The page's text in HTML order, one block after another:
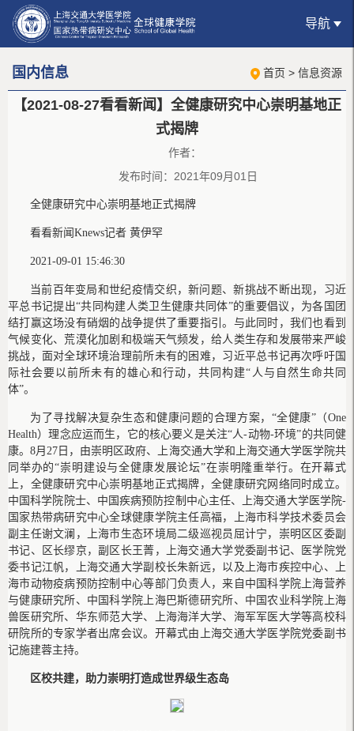
导航
首页 > 信息资源
国内信息
【2021-08-27看看新闻】全健康研究中心崇明基地正
式揭牌
作者：
发布时间：2021年09月01日
全健康研究中心崇明基地正式揭牌
看看新闻Knews记者 黄伊罕
2021-09-01 15:46:30
当前百年变局和世纪疫情交织，新问题、新挑战不断出现，习近
平总书记提出“共同构建人类卫生健康共同体”的重要倡议，为各国团
结打赢这场没有硝烟的战争提供了重要指引。与此同时，我们也看到
气候变化、荒漠化加剧和极端天气频发，给人类生存和发展带来严峻
挑战，面对全球环境治理前所未有的困难，习近平总书记再次呼吁国
际社会要以前所未有的雄心和行动，共同构建“人与自然生命共同
体”。
为了寻找解决复杂生态和健康问题的合理方案，“全健康”（One
Health）理念应运而生，它的核心要义是关注“人-动物-环境”的共同健
康。8月27日，由崇明区政府、上海交通大学和上海交通大学医学院共
同举办的“崇明建设与全健康发展论坛”在崇明隆重举行。在开幕式
上，全健康研究中心崇明基地正式揭牌，全健康研究网络同时成立。
中国科学院院士、中国疾病预防控制中心主任、上海交通大学医学院-
国家热带病研究中心全球健康学院主任高福，上海市科学技术委员会
副主任谢文澜，上海市生态环境局二级巡视员屈计宁，崇明区区委副
书记、区长缪京，副区长王菁，上海交通大学党委副书记、医学院党
委书记江帆，上海交通大学副校长朱新远，以及上海市疾控中心、上
海市动物疫病预防控制中心等部门负责人，来自中国科学院上海营养
与健康研究所、中国科学院上海巴斯德研究所、中国农业科学院上海
兽医研究所、华东师范大学、上海海洋大学、海军军医大学等高校科
研院所的专家学者出席会议。开幕式由上海交通大学医学院党委副书
记施建蓉主持。
区校共建，助力崇明打造成世界级生态岛